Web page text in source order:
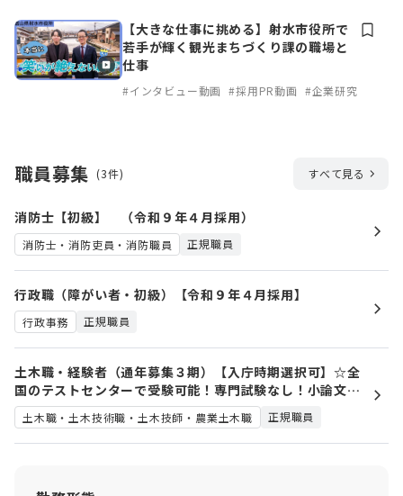
【大きな仕事に挑める】射水市役所で
若手が輝く観光まちづくり課の職場と
仕事
#インタビュー動画 #採用PR動画 #企業研究
職員募集 (3件) すべて見る
消防士【初級】 （令和９年４月採用）
消防士・消防吏員・消防職員 正規職員
行政職（障がい者・初級）【令和９年４月採用】
行政事務 正規職員
土木職・経験者（通年募集３期）【入庁時期選択可】☆全
国のテストセンターで受験可能！専門試験なし！小論文試
験なし！
土木職・土木技術職・土木技師・農業土木職 正規職員